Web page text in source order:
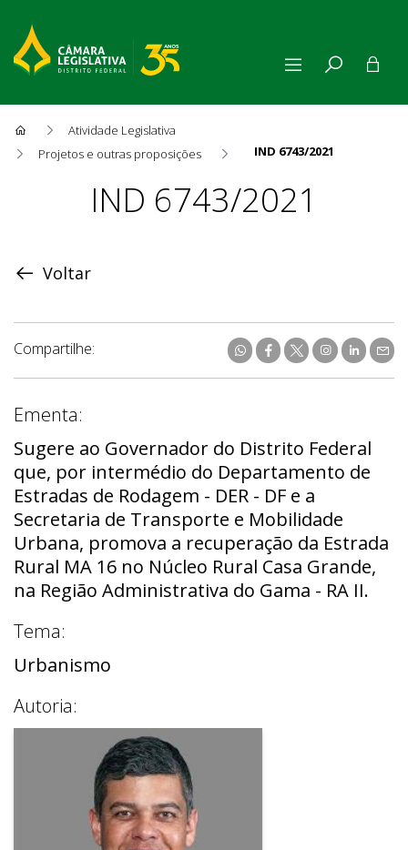
Atividade Legislativa
Projetos e outras proposições
IND 6743/2021
ProposiçãoIND 6743/2021
Voltar
Compartilhe:
Ementa:
Sugere ao Governador do Distrito Federal
que, por intermédio do Departamento de
Estradas de Rodagem - DER - DF e a
Secretaria de Transporte e Mobilidade
Urbana, promova a recuperação da Estrada
Rural MA 16 no Núcleo Rural Casa Grande,
na Região Administrativa do Gama - RA II.
Tema:
Urbanismo
Autoria: